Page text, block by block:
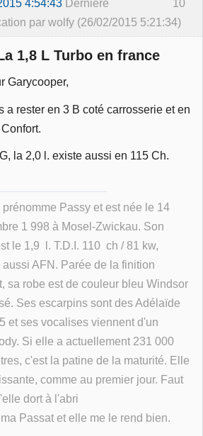
10
4:54:43 Dernière
par wolfy (26/02/2015 5:21:34)
1,8 L Turbo en france
Garycooper,
a rester en 3 B coté carrosserie et en
la 2,0 l. existe aussi en 115 Ch.
prénomme Passy et est née le 14
1 998 à Mosel-Zwickau. Son
le 1,9 l. T.D.I. 110 ch / 81 kw,
AFN. Parée de la finition
sa robe est de couleur bleu Windsor
Ses escarpins sont des Adélaïde
et ses vocalises viennent d'un
Si elle a actuellement 231 000
c'est la patine de la maturité. Elle
comme au premier jour. Faut
dort à l'abri
Passat et elle me le rend bien.